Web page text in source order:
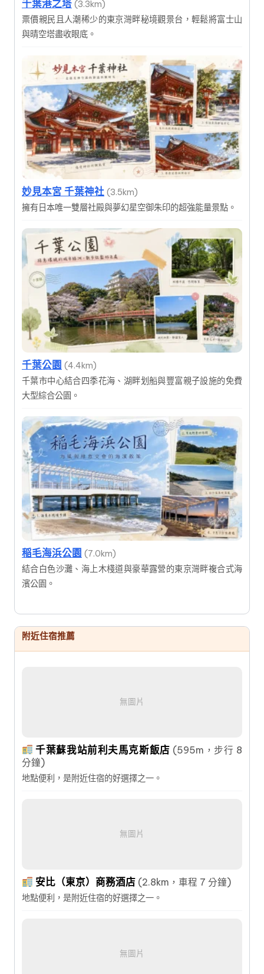
千葉港之塔 (3.3km)
票價親民且人潮稀少的東京灣畔秘境觀景台，輕鬆將富士山
與晴空塔盡收眼底。
妙見本宮 千葉神社 (3.5km)
擁有日本唯一雙層社殿與夢幻星空御朱印的超強能量景點。
千葉公園 (4.4km)
千葉市中心結合四季花海、湖畔划船與豐富親子設施的免費
大型綜合公園。
稲毛海浜公園 (7.0km)
結合白色沙灘、海上木棧道與豪華露營的東京灣畔複合式海
濱公園。
附近住宿推薦
無圖片
千葉蘇我站前利夫馬克斯飯店 (595m，步行 8
分鐘)
地點便利，是附近住宿的好選擇之一。
無圖片
安比（東京）商務酒店 (2.8km，車程 7 分鐘)
地點便利，是附近住宿的好選擇之一。
無圖片